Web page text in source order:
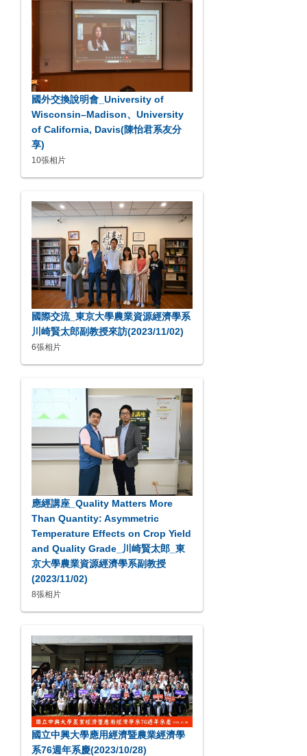
國外交換說明會_University of
Wisconsin–Madison、University
of California, Davis(陳怡君系友分
享)
10張相片
國際交流_東京大學農業資源經濟學系
川崎賢太郎副教授來訪(2023/11/02)
6張相片
應經講座_Quality Matters More
Than Quantity: Asymmetric
Temperature Effects on Crop Yield
and Quality Grade_川崎賢太郎_東
京大學農業資源經濟學系副教授
(2023/11/02)
8張相片
國立中興大學應用經濟暨農業經濟學
系76週年系慶(2023/10/28)